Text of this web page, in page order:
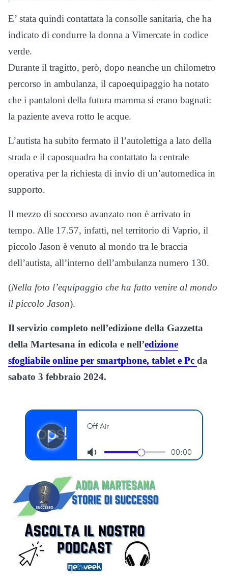
E’ stata quindi contattata la consolle sanitaria, che ha
indicato di condurre la donna a Vimercate in codice
verde.
Durante il tragitto, però, dopo neanche un chilometro
percorso in ambulanza, il capoequipaggio ha notato
che i pantaloni della futura mamma si erano bagnati:
la paziente aveva rotto le acque.
L’autista ha subito fermato il l’autolettiga a lato della
strada e il caposquadra ha contattato la centrale
operativa per la richiesta di invio di un’automedica in
supporto.
Il mezzo di soccorso avanzato non è arrivato in
tempo. Alle 17.57, infatti, nel territorio di Vaprio, il
piccolo Jason è venuto al mondo tra le braccia
dell’autista, all’interno dell’ambulanza numero 130.
(Nella foto l’equipaggio che ha fatto venire al mondo
il piccolo Jason).
Il servizio completo nell’edizione della Gazzetta
della Martesana in edicola e nell’edizione
sfogliabile online per smartphone, tablet e Pc da
sabato 3 febbraio 2024.